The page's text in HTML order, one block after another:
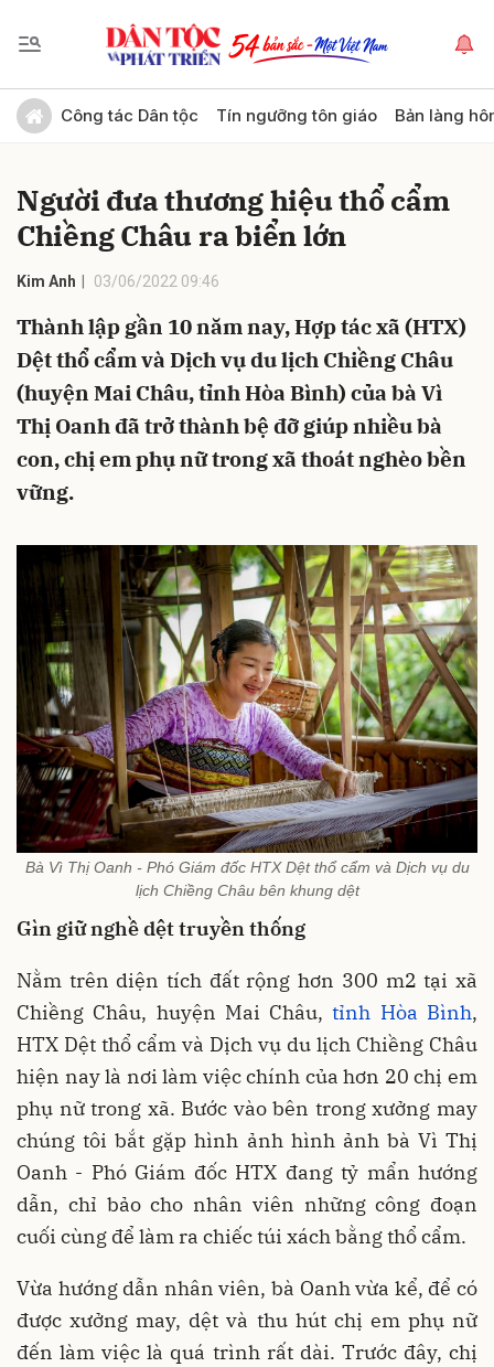
Công tác Dân tộc Tín ngưỡng tôn giáo Bản làng
Người đưa thương hiệu thổ cẩm
Chiềng Châu ra biển lớn
Kim Anh 03/06/2022 09:46
Thành lập gần 10 năm nay, Hợp tác xã (HTX)
Dệt thổ cẩm và Dịch vụ du lịch Chiềng Châu
(huyện Mai Châu, tỉnh Hòa Bình) của bà Vì
Thị Oanh đã trở thành bệ đỡ giúp nhiều bà
con, chị em phụ nữ trong xã thoát nghèo bền
vững.
Bà Vì Thị Oanh - Phó Giám đốc HTX Dệt thổ cẩm và Dịch vụ du
lịch Chiềng Châu bên khung dệt
Gìn giữ nghề dệt truyền thống
Nằm trên diện tích đất rộng hơn 300 m2 tại xã
Chiềng Châu, huyện Mai Châu,tỉnh Hòa Bình,
HTX Dệt thổ cẩm và Dịch vụ du lịch Chiềng Châu
hiện nay là nơi làm việc chính của hơn 20 chị em
phụ nữ trong xã. Bước vào bên trong xưởng may
chúng tôi bắt gặp hình ảnh hình ảnh bà Vì Thị
Oanh - Phó Giám đốc HTX đang tỷ mẩn hướng
dẫn, chỉ bảo cho nhân viên những công đoạn
cuối cùng để làm ra chiếc túi xách bằng thổ cẩm.
Vừa hướng dẫn nhân viên, bà Oanh vừa kể, để có
được xưởng may, dệt và thu hút chị em phụ nữ
đến làm việc là quá trình rất dài. Trước đây, chị
Gửi bình luận
Hủy Gửi